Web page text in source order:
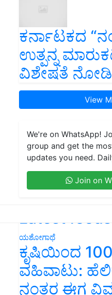
ಕರ್ನಾಟಕದ
ಉತ್ಪನ್ನ
ವಿಶೇಷತೆ
View
We're on WhatsApp!
group and get the
updates you need.
Join on
Latest feeds
ಯಶೋಗಾಥೆ
ಕೃಷಿಯಿಂದ
ವಹಿವಾಟು:
ನಂತರ ಈಗ